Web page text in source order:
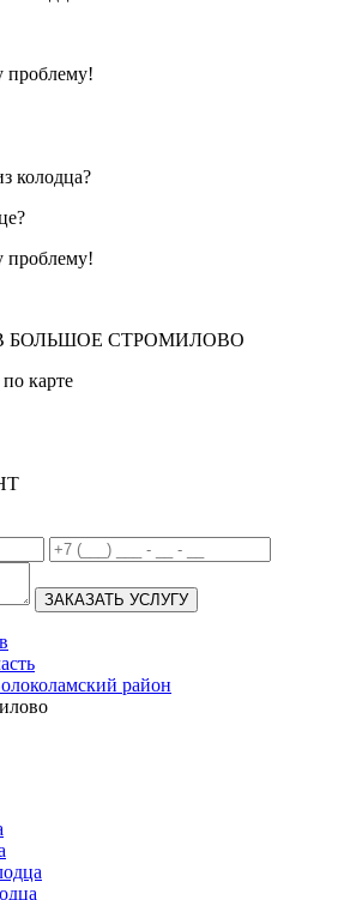
проблему!
колодца?
проблему!
БОЛЬШОЕ СТРОМИЛОВО
карте
ЗАКАЗАТЬ УСЛУГУ
район